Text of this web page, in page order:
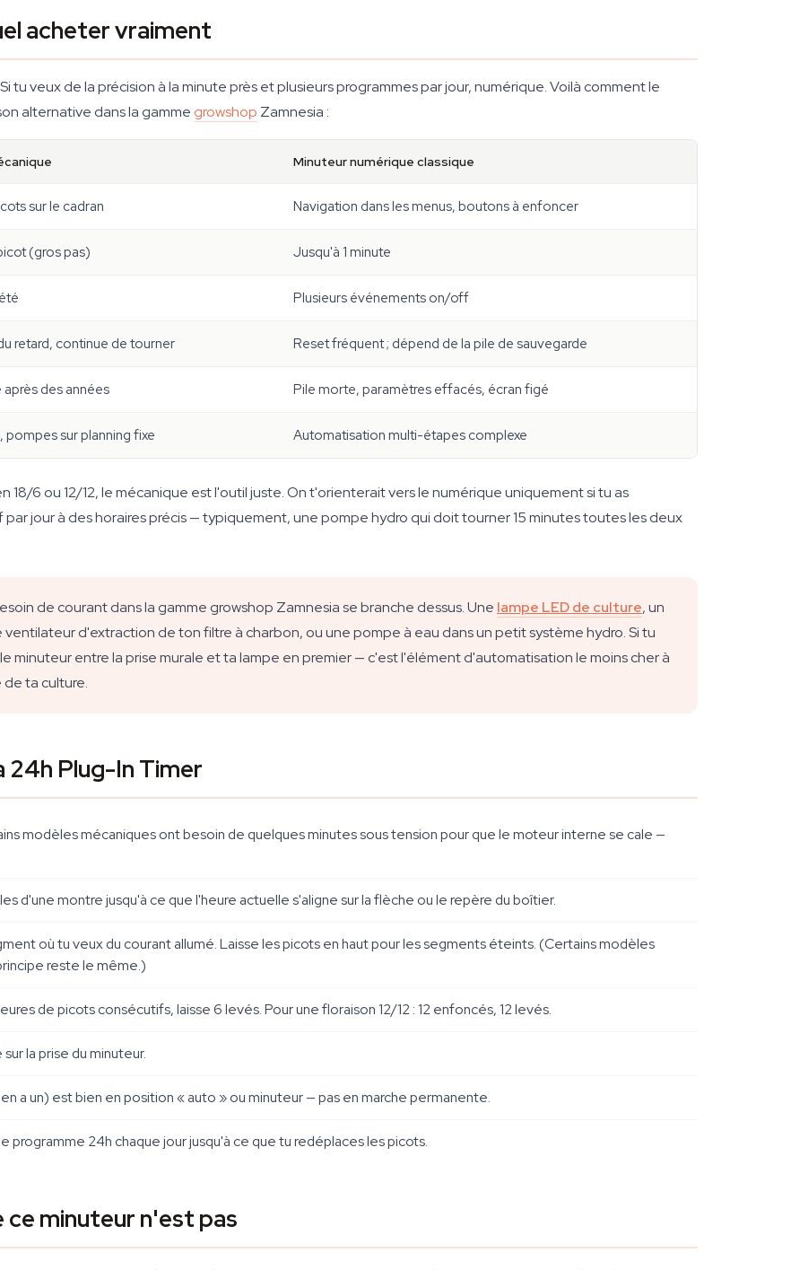
acheter vraiment
tu veux de la précision à la minute près et plusieurs programmes par jour, numérique. Voilà comment le
alternative dans la gamme growshop Zamnesia :
Minuteur numérique classique
sur le cadran Navigation dans les menus, boutons à enfoncer
(gros pas) Jusqu'à 1 minute
Plusieurs événements on/off
retard, continue de tourner Reset fréquent ; dépend de la pile de sauvegarde
des années Pile morte, paramètres effacés, écran figé
sur planning fixe Automatisation multi-étapes complexe
18/6 ou 12/12, le mécanique est l'outil juste. On t'orienterait vers le numérique uniquement si tu as
jour à des horaires précis — typiquement, une pompe hydro qui doit tourner 15 minutes toutes les deux
de courant dans la gamme growshop Zamnesia se branche dessus. Une lampe LED de culture, un
d'extraction de ton filtre à charbon, ou une pompe à eau dans un petit système hydro. Si tu
minuteur entre la prise murale et ta lampe en premier — c'est l'élément d'automatisation le moins cher à
ta culture.
24h Plug-In Timer
modèles mécaniques ont besoin de quelques minutes sous tension pour que le moteur interne se cale —
d'une montre jusqu'à ce que l'heure actuelle s'aligne sur la flèche ou le repère du boîtier.
où tu veux du courantallumé. Laisse les picotsen hautpour les segments éteints. (Certains modèles
reste le même.)
de picots consécutifs, laisse 6 levés. Pour une floraison 12/12 : 12 enfoncés, 12 levés.
la prise du minuteur.
a un) est bien en position « auto » ou minuteur — pas en marche permanente.
programme 24h chaque jour jusqu'à ce que tu redéplaces les picots.
ce minuteur n'est pas